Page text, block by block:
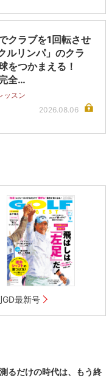
クラブを1回転させ
ルリンパ」のクラ
をつかまえる！
全…
ッスン
2026.08.06
GD最新号
るだけの時代は、もう終